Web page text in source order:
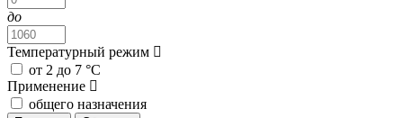
до
Температурный режим
от 2 до 7 °C
Применение
общего назначения